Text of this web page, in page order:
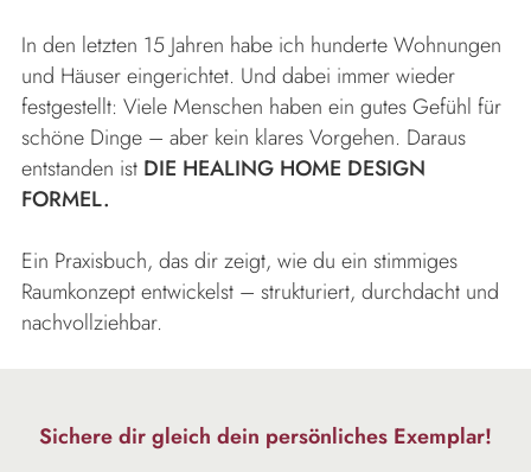
In den letzten 15 Jahren habe ich hunderte Wohnungen
und Häuser eingerichtet. Und dabei immer wieder
festgestellt: Viele Menschen haben ein gutes Gefühl für
schöne Dinge – aber kein klares Vorgehen. Daraus
entstanden ist DIE HEALING HOME DESIGN
FORMEL.
Ein Praxisbuch, das dir zeigt, wie du ein stimmiges
Raumkonzept entwickelst – strukturiert, durchdacht und
nachvollziehbar.
Sichere dir gleich dein persönliches Exemplar!